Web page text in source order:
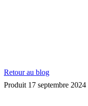
Retour au blog
Produit 17 septembre 2024